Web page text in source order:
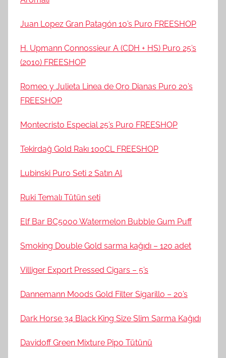
Juan Lopez Gran Patagón 10’s Puro FREESHOP
H. Upmann Connossieur A (CDH + HS) Puro 25’s
(2010) FREESHOP
Romeo y Julieta Linea de Oro Dianas Puro 20’s
FREESHOP
Montecristo Especial 25’s Puro FREESHOP
Tekirdağ Gold Rakı 100CL FREESHOP
Lubinski Puro Seti 2 Satın Al
Ruki Temalı Tütün seti
Elf Bar BC5000 Watermelon Bubble Gum Puff
Smoking Double Gold sarma kağıdı – 120 adet
Villiger Export Pressed Cigars – 5’s
Dannemann Moods Gold Filter Sigarillo – 20’s
Dark Horse 34 Black King Size Slim Sarma Kağıdı
Davidoff Green Mixture Pipo Tütünü